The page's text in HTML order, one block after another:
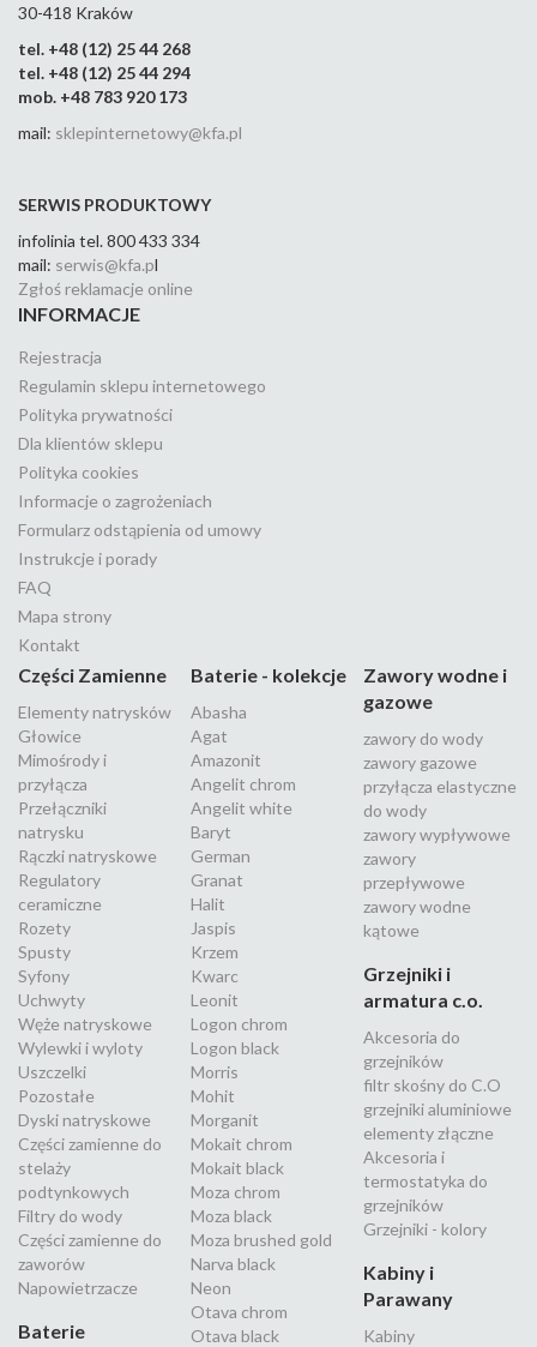
30-418 Kraków
tel. +48 (12) 25 44 268
tel. +48 (12) 25 44 294
mob. +48 783 920 173
mail: sklepinternetowy@kfa.pl
SERWIS PRODUKTOWY
infolinia tel. 800 433 334
mail: serwis@kfa.pl
Zgłoś reklamacje online
INFORMACJE
Rejestracja
Regulamin sklepu internetowego
Polityka prywatności
Dla klientów sklepu
Polityka cookies
Informacje o zagrożeniach
Formularz odstąpienia od umowy
Instrukcje i porady
FAQ
Mapa strony
Kontakt
Części Zamienne
Elementy natrysków
Głowice
Mimośrody i
przyłącza
Przełączniki
natrysku
Rączki natryskowe
Regulatory
ceramiczne
Rozety
Spusty
Syfony
Uchwyty
Węże natryskowe
Wylewki i wyloty
Uszczelki
Pozostałe
Dyski natryskowe
Części zamienne do
stelaży
podtynkowych
Filtry do wody
Części zamienne do
zaworów
Napowietrzacze
Baterie
Baterie - kolekcje
Abasha
Agat
Amazonit
Angelit chrom
Angelit white
Baryt
German
Granat
Halit
Jaspis
Krzem
Kwarc
Leonit
Logon chrom
Logon black
Morris
Mohit
Morganit
Mokait chrom
Mokait black
Moza chrom
Moza black
Moza brushed gold
Narva black
Neon
Otava chrom
Otava black
Zawory wodne i
gazowe
zawory do wody
zawory gazowe
przyłącza elastyczne
do wody
zawory wypływowe
zawory
przepływowe
zawory wodne
kątowe
Grzejniki i
armatura c.o.
Akcesoria do
grzejników
filtr skośny do C.O
grzejniki aluminiowe
elementy złączne
Akcesoria i
termostatyka do
grzejników
Grzejniki - kolory
Kabiny i
Parawany
Kabiny